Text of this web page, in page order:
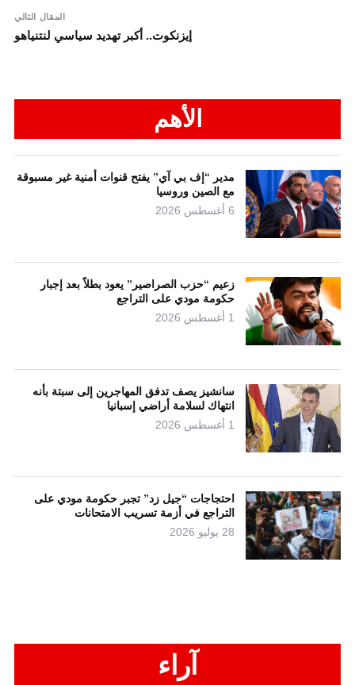
المقال التالي
إيزنكوت.. أكبر تهديد سياسي لنتنياهو
الأهم
مدير “إف بي آي” يفتح قنوات أمنية غير مسبوقة
مع الصين وروسيا
6 أغسطس 2026
زعيم “حزب الصراصير” يعود بطلاً بعد إجبار
حكومة مودي على التراجع
1 أغسطس 2026
سانشيز يصف تدفق المهاجرين إلى سبتة بأنه
انتهاك لسلامة أراضي إسبانيا
1 أغسطس 2026
احتجاجات “جيل زد” تجبر حكومة مودي على
التراجع في أزمة تسريب الامتحانات
28 يوليو 2026
آراء